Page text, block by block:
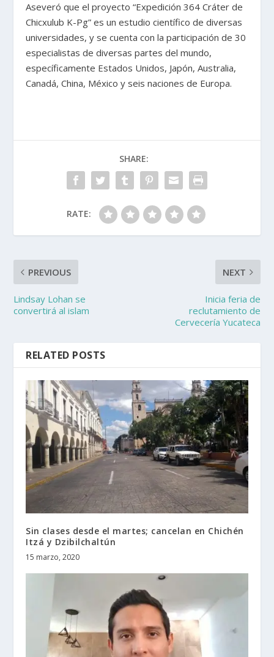
Aseveró que el proyecto “Expedición 364 Cráter de
Chicxulub K-Pg” es un estudio científico de diversas
universidades, y se cuenta con la participación de 30
especialistas de diversas partes del mundo,
específicamente Estados Unidos, Japón, Australia,
Canadá, China, México y seis naciones de Europa.
SHARE:
RATE:
PREVIOUS
Lindsay Lohan se
convertirá al islam
NEXT
Inicia feria de
reclutamiento de
Cervecería Yucateca
RELATED POSTS
Sin clases desde el martes; cancelan en Chichén
Itzá y Dzibilchaltún
15 marzo, 2020